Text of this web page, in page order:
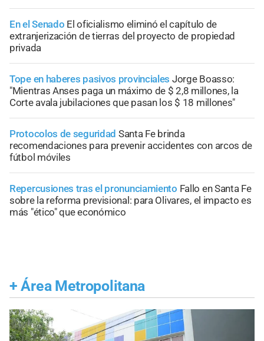
En el Senado El oficialismo eliminó el capítulo de
extranjerización de tierras del proyecto de propiedad
privada
Tope en haberes pasivos provinciales Jorge Boasso:
"Mientras Anses paga un máximo de $ 2,8 millones, la
Corte avala jubilaciones que pasan los $ 18 millones"
Protocolos de seguridad Santa Fe brinda
recomendaciones para prevenir accidentes con arcos de
fútbol móviles
Repercusiones tras el pronunciamiento Fallo en Santa Fe
sobre la reforma previsional: para Olivares, el impacto es
más "ético" que económico
+ Área Metropolitana